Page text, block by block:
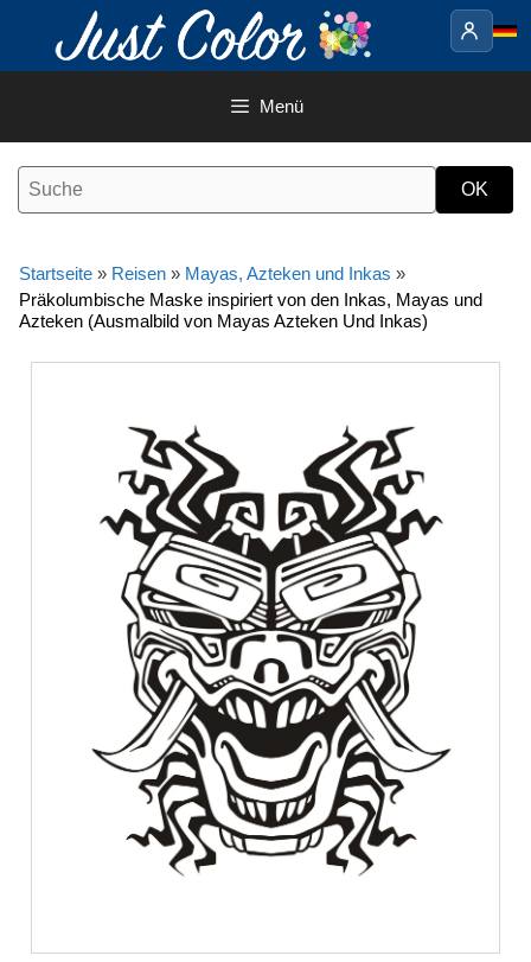
Inhalt
Menü
Startseite » Reisen » Mayas, Azteken und Inkas »
Präkolumbische Maske inspiriert von den Inkas, Mayas und
Azteken (Ausmalbild von Mayas Azteken Und Inkas)